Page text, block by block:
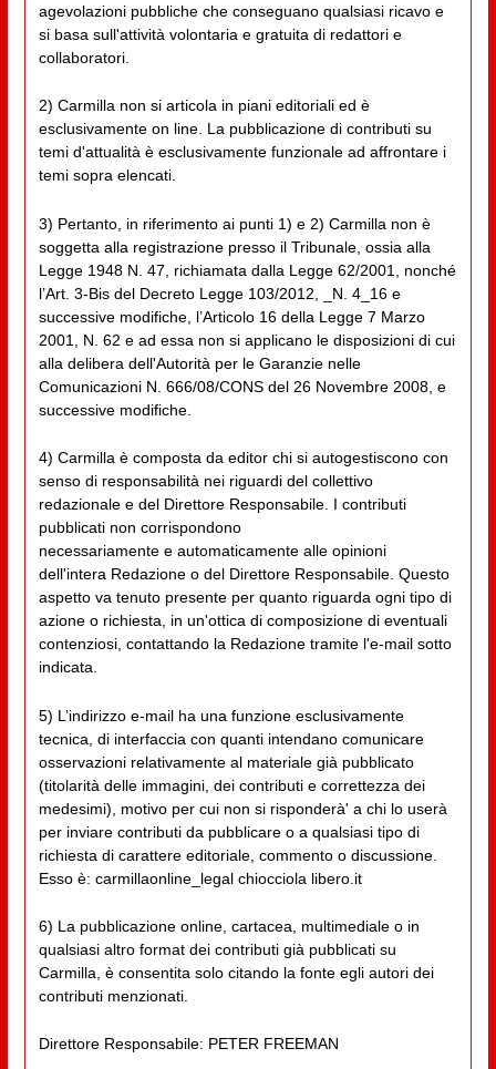
agevolazioni pubbliche che conseguano qualsiasi ricavo e
si basa sull'attività volontaria e gratuita di redattori e
collaboratori.
2) Carmilla non si articola in piani editoriali ed è
esclusivamente on line. La pubblicazione di contributi su
temi d'attualità è esclusivamente funzionale ad affrontare i
temi sopra elencati.
3) Pertanto, in riferimento ai punti 1) e 2) Carmilla non è
soggetta alla registrazione presso il Tribunale, ossia alla
Legge 1948 N. 47, richiamata dalla Legge 62/2001, nonché
l’Art. 3-Bis del Decreto Legge 103/2012, _N. 4_16 e
successive modifiche, l’Articolo 16 della Legge 7 Marzo
2001, N. 62 e ad essa non si applicano le disposizioni di cui
alla delibera dell'Autorità per le Garanzie nelle
Comunicazioni N. 666/08/CONS del 26 Novembre 2008, e
successive modifiche.
4) Carmilla è composta da editor chi si autogestiscono con
senso di responsabilità nei riguardi del collettivo
redazionale e del Direttore Responsabile. I contributi
pubblicati non corrispondono
necessariamente e automaticamente alle opinioni
dell'intera Redazione o del Direttore Responsabile. Questo
aspetto va tenuto presente per quanto riguarda ogni tipo di
azione o richiesta, in un'ottica di composizione di eventuali
contenziosi, contattando la Redazione tramite l'e-mail sotto
indicata.
5) L’indirizzo e-mail ha una funzione esclusivamente
tecnica, di interfaccia con quanti intendano comunicare
osservazioni relativamente al materiale già pubblicato
(titolarità delle immagini, dei contributi e correttezza dei
medesimi), motivo per cui non si risponderà' a chi lo userà
per inviare contributi da pubblicare o a qualsiasi tipo di
richiesta di carattere editoriale, commento o discussione.
Esso è: carmillaonline_legal chiocciola libero.it
6) La pubblicazione online, cartacea, multimediale o in
qualsiasi altro format dei contributi già pubblicati su
Carmilla, è consentita solo citando la fonte egli autori dei
contributi menzionati.
Direttore Responsabile: PETER FREEMAN